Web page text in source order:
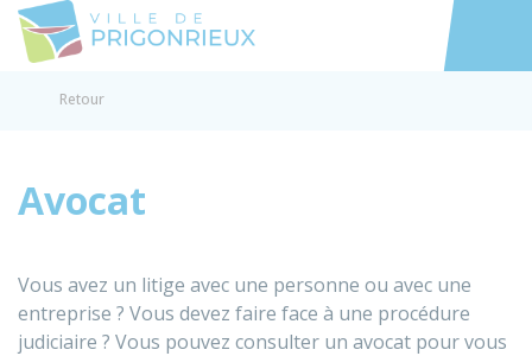
Accéder
Retour
Avocat
Vous avez un litige avec une personne ou avec une
entreprise ? Vous devez faire face à une procédure
judiciaire ? Vous pouvez consulter un avocat pour vous